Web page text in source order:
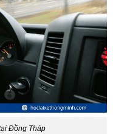
Đồng Tháp